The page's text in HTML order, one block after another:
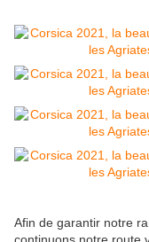
Afin de garantir notre